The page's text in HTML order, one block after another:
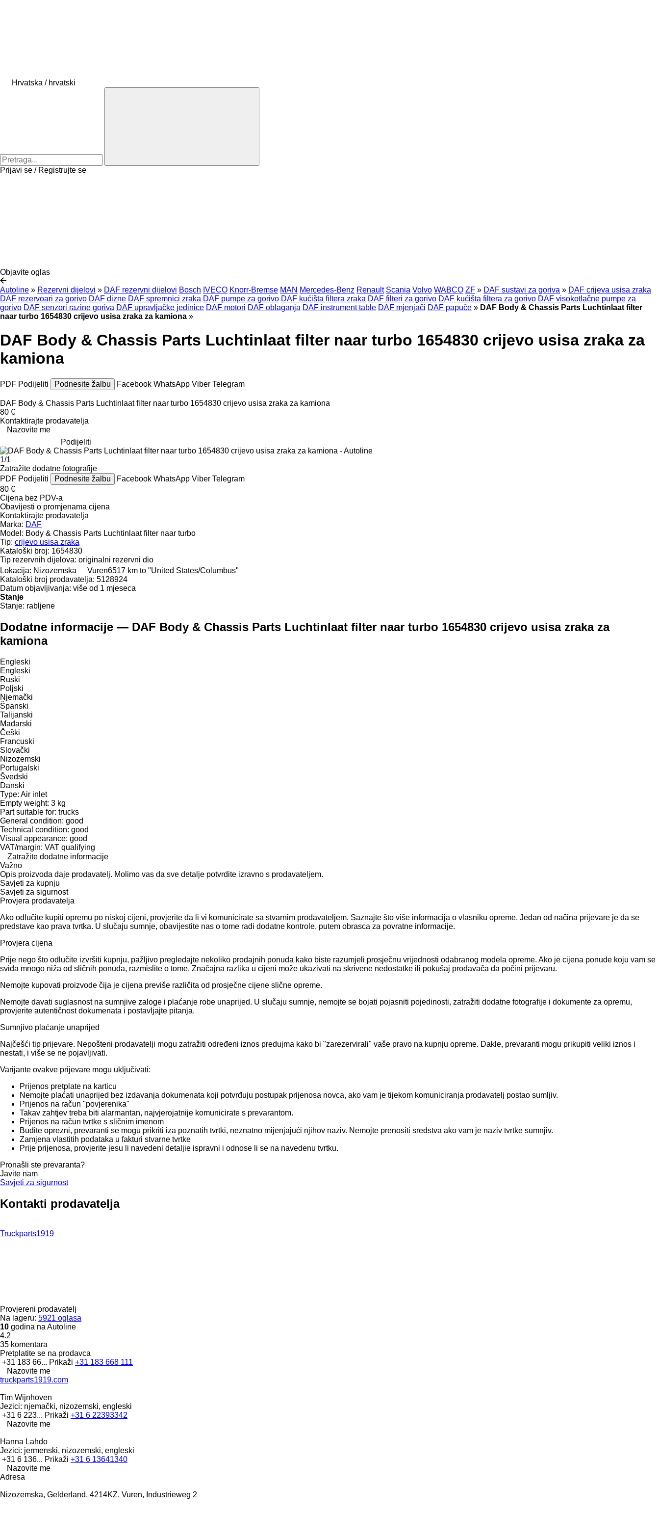
Hrvatska / hrvatski
Prijavi se / Registrujte se
Objavite oglas
Autoline » Rezervni dijelovi » DAF rezervni dijelovi Bosch IVECO Knorr-Bremse MAN Mercedes-Benz Renault Scania Volvo WABCO ZF » DAF sustavi za goriva » DAF crijeva usisa zraka
DAF rezervoari za gorivo DAF dizne DAF spremnici zraka DAF pumpe za gorivo DAF kućišta filtera zraka DAF filteri za gorivo DAF kućišta filtera za gorivo DAF visokotlačne pumpe za
gorivo DAF senzori razine goriva DAF upravljačke jedinice DAF motori DAF oblaganja DAF instrument table DAF mjenjači DAF papuče » DAF Body & Chassis Parts Luchtinlaat filter
naar turbo 1654830 crijevo usisa zraka za kamiona »
DAF Body & Chassis Parts Luchtinlaat filter naar turbo 1654830 crijevo usisa zraka za
kamiona
PDF Podijeliti Podnesite žalbu Facebook WhatsApp Viber Telegram
DAF Body & Chassis Parts Luchtinlaat filter naar turbo 1654830 crijevo usisa zraka za kamiona
80 €
Kontaktirajte prodavatelja
Nazovite me
Podijeliti
1/1
Zatražite dodatne fotografije
PDF Podijeliti Podnesite žalbu Facebook WhatsApp Viber Telegram
80 €
Cijena bez PDV-a
Obavijesti o promjenama cijena
Kontaktirajte prodavatelja
Marka: DAF
Model: Body & Chassis Parts Luchtinlaat filter naar turbo
Tip: crijevo usisa zraka
Kataloški broj: 1654830
Tip rezervnih dijelova: originalni rezervni dio
Lokacija: Nizozemska Vuren6517 km to "United States/Columbus"
Kataloški broj prodavatelja: 5128924
Datum objavljivanja: više od 1 mjeseca
Stanje
Stanje: rabljene
Dodatne informacije — DAF Body & Chassis Parts Luchtinlaat filter naar turbo 1654830 crijevo usisa zraka za
kamiona
Engleski
Engleski
Ruski
Poljski
Njemački
Španski
Talijanski
Mađarski
Češki
Francuski
Slovački
Nizozemski
Portugalski
Švedski
Danski
Type: Air inlet
Empty weight: 3 kg
Part suitable for: trucks
General condition: good
Technical condition: good
Visual appearance: good
VAT/margin: VAT qualifying
Zatražite dodatne informacije
Važno
Opis proizvoda daje prodavatelj. Molimo vas da sve detalje potvrdite izravno s prodavateljem.
Savjeti za kupnju
Savjeti za sigurnost
Provjera prodavatelja
Ako odlučite kupiti opremu po niskoj cijeni, provjerite da li vi komunicirate sa stvarnim prodavateljem. Saznajte što više informacija o vlasniku opreme. Jedan od načina prijevare je da se
predstave kao prava tvrtka. U slučaju sumnje, obavijestite nas o tome radi dodatne kontrole, putem obrasca za povratne informacije.
Provjera cijena
Prije nego što odlučite izvršiti kupnju, pažljivo pregledajte nekoliko prodajnih ponuda kako biste razumjeli prosječnu vrijednosti odabranog modela opreme. Ako je cijena ponude koju vam se
sviđa mnogo niža od sličnih ponuda, razmislite o tome. Značajna razlika u cijeni može ukazivati ​​na skrivene nedostatke ili pokušaj prodavača da počini prijevaru.
Nemojte kupovati proizvode čija je cijena previše različita od prosječne cijene slične opreme.
Nemojte davati suglasnost na sumnjive zaloge i plaćanje robe unaprijed. U slučaju sumnje, nemojte se bojati pojasniti pojedinosti, zatražiti dodatne fotografije i dokumente za opremu,
provjerite autentičnost dokumenata i postavljajte pitanja.
Sumnjivo plaćanje unaprijed
Najčešći tip prijevare. Nepošteni prodavatelji mogu zatražiti određeni iznos predujma kako bi "zarezervirali" vaše pravo na kupnju opreme. Dakle, prevaranti mogu prikupiti veliki iznos i
nestati, i više se ne pojavljivati.
Varijante ovakve prijevare mogu uključivati:
Prijenos pretplate na karticu
Nemojte plaćati unaprijed bez izdavanja dokumenata koji potvrđuju postupak prijenosa novca, ako vam je tijekom komuniciranja prodavatelj postao sumljiv.
Prijenos na račun "povjerenika"
Takav zahtjev treba biti alarmantan, najvjerojatnije komunicirate s prevarantom.
Prijenos na račun tvrtke s sličnim imenom
Budite oprezni, prevaranti se mogu prikriti iza poznatih tvrtki, neznatno mijenjajući njihov naziv. Nemojte prenositi sredstva ako vam je naziv tvrtke sumnjiv.
Zamjena vlastitih podataka u fakturi stvarne tvrtke
Prije prijenosa, provjerite jesu li navedeni detaljie ispravni i odnose li se na navedenu tvrtku.
Pronašli ste prevaranta?
Javite nam
Savjeti za sigurnost
Kontakti prodavatelja
Truckparts1919
Provjereni prodavatelj
Na lageru: 5921 oglasa
10 godina na Autoline
4.2
35 komentara
Pretplatite se na prodavca
+31 183 66... Prikaži +31 183 668 111
Nazovite me
truckparts1919.com
Tim Wijnhoven
Jezici: njemački, nizozemski, engleski
+31 6 223... Prikaži +31 6 22393342
Nazovite me
Hanna Lahdo
Jezici: jermenski, nizozemski, engleski
+31 6 136... Prikaži +31 6 13641340
Nazovite me
Adresa
Nizozemska, Gelderland, 4214KZ, Vuren, Industrieweg 2